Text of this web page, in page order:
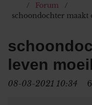
Forum
schoondochter
leven
08-03-2021 10:34 6